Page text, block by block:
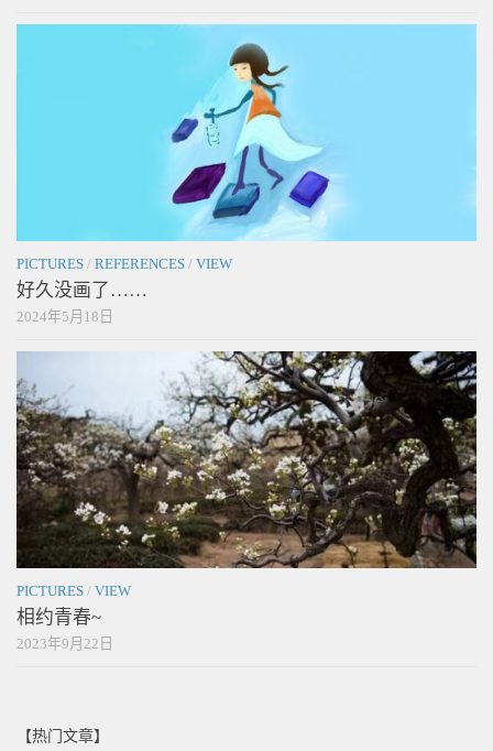
PICTURES / REFERENCES / VIEW
好久没画了……
2024年5月18日
PICTURES / VIEW
相约青春~
2023年9月22日
【热门文章】